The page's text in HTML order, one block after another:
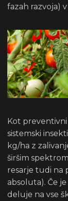
fazah razvoja)
Kot
sistemski
kg/ha z
širšim
resarje tudi na
absoluta). Če
deluje na vse